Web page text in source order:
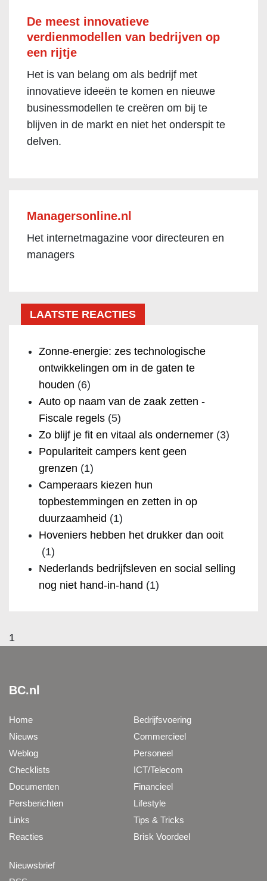
De meest innovatieve
verdienmodellen van bedrijven op
een rijtje
Het is van belang om als bedrijf met
innovatieve ideeën te komen en nieuwe
businessmodellen te creëren om bij te
blijven in de markt en niet het onderspit te
delven.
Managersonline.nl
Het internetmagazine voor directeuren en
managers
LAATSTE REACTIES
Zonne-energie: zes technologische
ontwikkelingen om in de gaten te
houden (6)
Auto op naam van de zaak zetten -
Fiscale regels (5)
Zo blijf je fit en vitaal als ondernemer (3)
Populariteit campers kent geen
grenzen (1)
Camperaars kiezen hun
topbestemmingen en zetten in op
duurzaamheid (1)
Hoveniers hebben het drukker dan ooit
(1)
Nederlands bedrijfsleven en social selling
nog niet hand-in-hand (1)
1
BC.nl
Home
Nieuws
Weblog
Checklists
Documenten
Persberichten
Links
Reacties
Bedrijfsvoering
Commercieel
Personeel
ICT/Telecom
Financieel
Lifestyle
Tips & Tricks
Brisk Voordeel
Nieuwsbrief